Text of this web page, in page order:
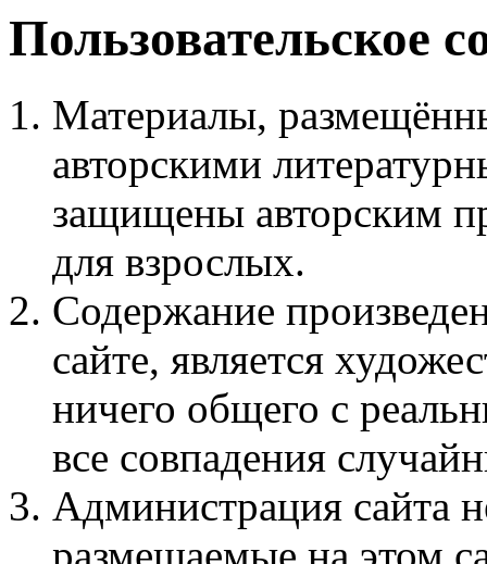
Пользовательское
Материалы,
авторскими
защищены авторским
для взрослых.
Содержание
сайте, является
ничего общего с
все совпадения
Администрация сайта